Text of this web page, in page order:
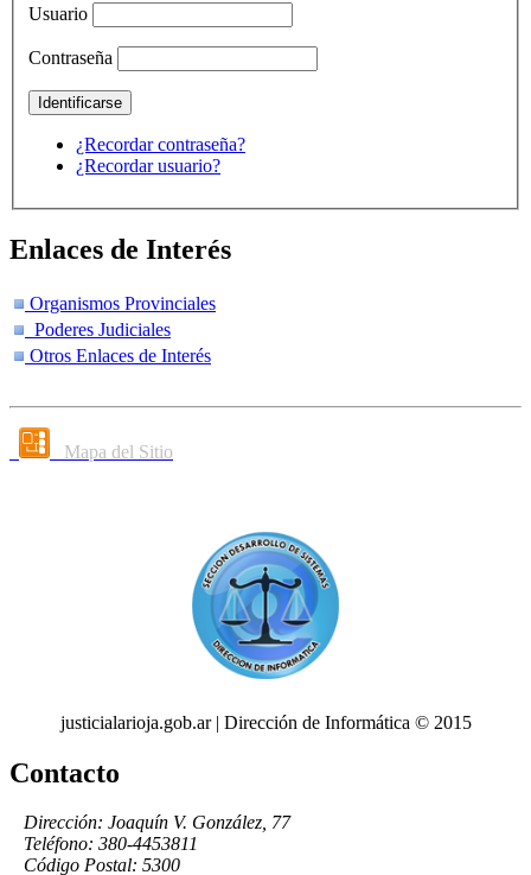
Usuario
Contraseña
¿Recordar contraseña?
¿Recordar usuario?
Enlaces de Interés
Organismos Provinciales
Poderes Judiciales
Otros Enlaces de Interés
Mapa del Sitio
justicialarioja.gob.ar | Dirección de Informática © 2015
Contacto
Dirección: Joaquín V. González, 77
Teléfono: 380-4453811
Código Postal: 5300